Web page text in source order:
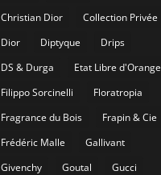
Christian Dior
Collection Privée
Dior
Diptyque
Drips
DS & Durga
Etat Libre d'Orange
Filippo Sorcinelli
Floratropia
Fragrance du Bois
Frapin & Cie
Frédéric Malle
Gallivant
Givenchy
Goutal
Gucci